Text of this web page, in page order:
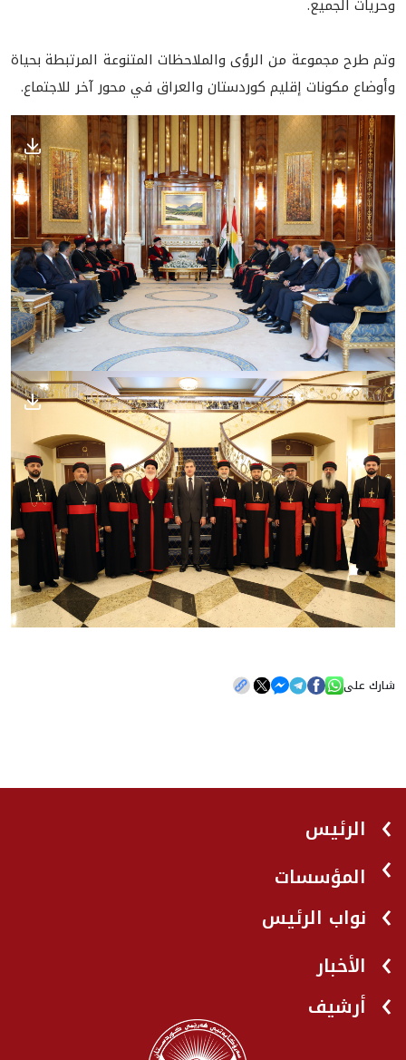
وحريات الجميع.
وتم طرح مجموعة من الرؤى والملاحظات المتنوعة المرتبطة بحياة
وأوضاع مكونات إقليم كوردستان والعراق في محور آخر للاجتماع.
شارك على
الرئيس
المؤسسات
نواب الرئيس
الأخبار
أرشيف